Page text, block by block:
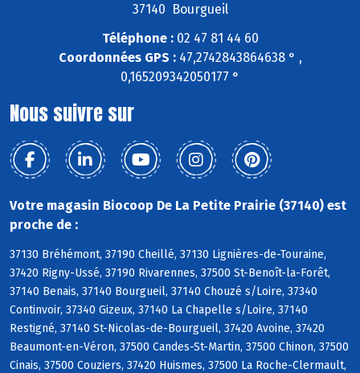
37140 Bourgueil
Téléphone :02 47 81 44 60
Coordonnées GPS :47,2742843864638 ° ,
0,165209342050177 °
Nous suivre sur
Votre magasin Biocoop De La Petite Prairie (37140) est
proche de :
37130 Bréhémont, 37190 Cheillé, 37130 Lignières-de-Touraine,
37420 Rigny-Ussé, 37190 Rivarennes, 37500 St-Benoît-la-Forêt,
37140 Benais, 37140 Bourgueil, 37140 Chouzé s/Loire, 37340
Continvoir, 37340 Gizeux, 37140 La Chapelle s/Loire, 37140
Restigné, 37140 St-Nicolas-de-Bourgueil, 37420 Avoine, 37420
Beaumont-en-Véron, 37500 Candes-St-Martin, 37500 Chinon, 37500
Cinais, 37500 Couziers, 37420 Huismes, 37500 La Roche-Clermault,